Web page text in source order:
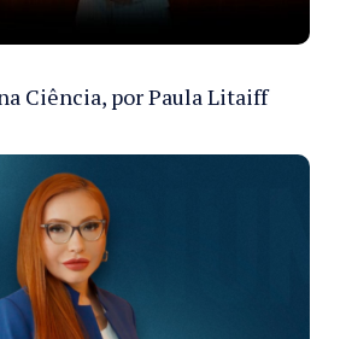
Ciência, por Paula Litaiff